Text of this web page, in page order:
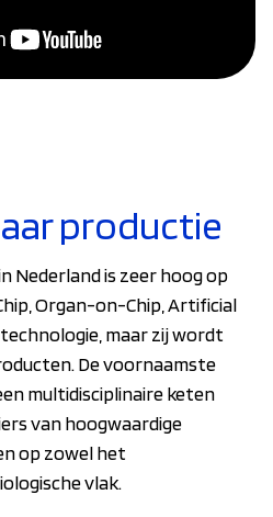
productie
Nederland is zeer hoog op
Organ-on-Chip, Artificial
maar zij wordt
De voornaamste
multidisciplinaire keten
van hoogwaardige
op zowel het
vlak.